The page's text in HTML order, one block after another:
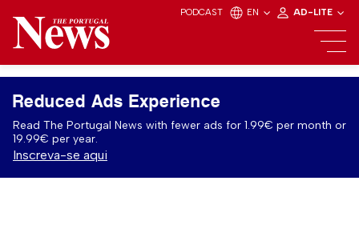
PODCAST EN AD-LITE
Reduced Ads Experience
Read The Portugal News with fewer ads for 1.99€ per month or
19.99€ per year.
Inscreva-se aqui